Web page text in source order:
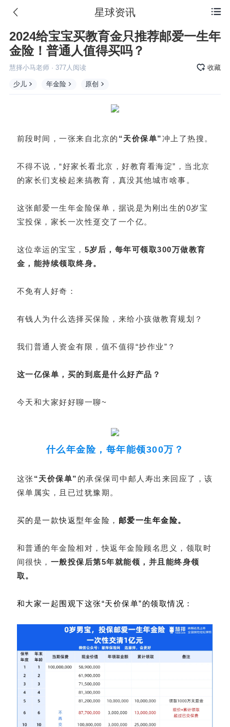
 星球资讯
2024给宝宝买教育金只推荐邮爱一生年
金险！普通人值得买吗？
慧择小马老师· 377人阅读 收藏
少儿 年金险 原创
前段时间，一张来自北京的 “天价保单”冲上了热搜。
不得不说，“好家长看北京，好教育看海淀”，当北京
的家长们支棱起来搞教育，真没其他城市啥事。
这张邮爱一生年金险保单，据说是为刚出生的0岁宝
宝投保，家长一次性趸交了一个亿。
这位幸运的宝宝， 5岁后，每年可领取300万做教育
金，能持续领取终身。
不免有人好奇：
有钱人为什么选择买保险，来给小孩做教育规划？
我们普通人资金有限，值不值得“抄作业”？
这一亿保单，买的到底是什么好产品？
今天和大家好好聊一聊~
什么年金险，每年能领300万？
这张“天价保单” 的承保保司中邮人寿出来回应了，该
保单属实，且已过犹豫期。
买的是一款快返型年金险， 邮爱一生年金险。
和普通的年金险相对，快返年金险顾名思义，领取时
间很快， 一般投保后第5年就能领，并且能终身领
取。
和大家一起围观下这张“天价保单”的领取情况：